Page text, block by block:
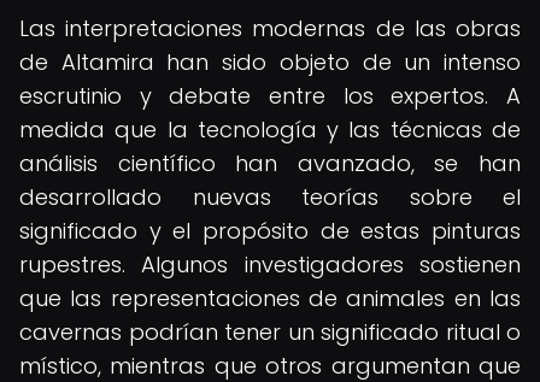
Las interpretaciones modernas de las obras
de Altamira han sido objeto de un intenso
escrutinio y debate entre los expertos. A
medida que la tecnología y las técnicas de
análisis científico han avanzado, se han
desarrollado nuevas teorías sobre el
significado y el propósito de estas pinturas
rupestres. Algunos investigadores sostienen
que las representaciones de animales en las
cavernas podrían tener un significado ritual o
místico, mientras que otros argumentan que